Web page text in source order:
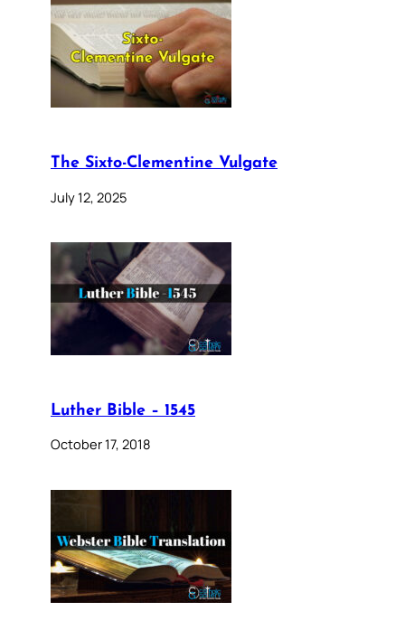
The Sixto-Clementine Vulgate
July 12, 2025
Luther Bible – 1545
October 17, 2018